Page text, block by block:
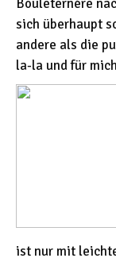
Bouleternére
sich überhaupt
andere als die
la-la und für
ist nur mit